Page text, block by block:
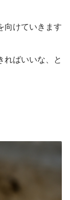
向けていきます
ればいいな、と